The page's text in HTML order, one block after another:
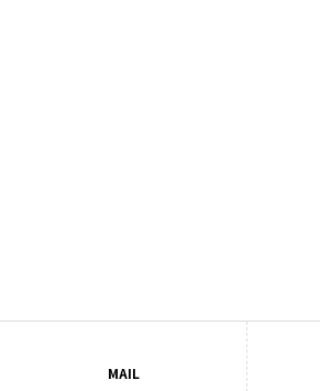
MAIL